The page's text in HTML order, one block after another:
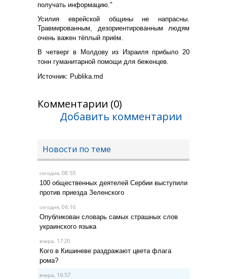
получать информацию."
Усилия еврейской общины не напрасны.
Травмированным, дезориентированным людям
очень важен тёплый приём.
В четверг в Молдову из Израиля прибыло 20
тонн гуманитарной помощи для беженцев.
Источник: Рublika.md
Комментарии (0)
Добавить комментарии
Новости по теме
сегодня, 08:55
100 общественных деятелей Сербии выступили
против приезда Зеленского
сегодня, 06:16
Опубликован словарь самых страшных слов
украинского языка
вчера, 17:20
Кого в Кишиневе раздражают цвета флага
рома?
вчера, 16:57